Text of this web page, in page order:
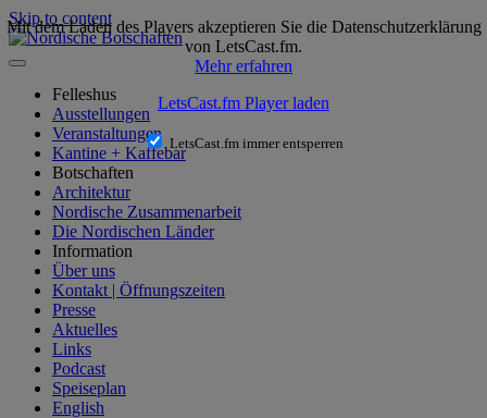
Skip to content
Felleshus
Ausstellungen
Veranstaltungen
Kantine + Kaffebar
Botschaften
Architektur
Nordische Zusammenarbeit
Die Nordischen Länder
Information
Über uns
Kontakt | Öffnungszeiten
Presse
Aktuelles
Links
Podcast
Speiseplan
English
Mit dem Laden des Players akzeptieren Sie die Datenschutzerklärung
von LetsCast.fm.
Mehr erfahren
LetsCast.fm Player laden
LetsCast.fm immer entsperren